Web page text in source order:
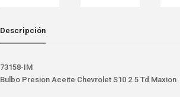
Descripción
73158-IM
Bulbo Presion Aceite Chevrolet S10 2.5 Td Maxion